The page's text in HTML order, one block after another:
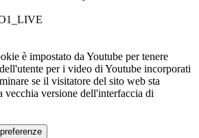
è impostato da Youtube per tenere
per i video di Youtube incorporati
se il visitatore del sito web sta
vecchia versione dell'interfaccia di